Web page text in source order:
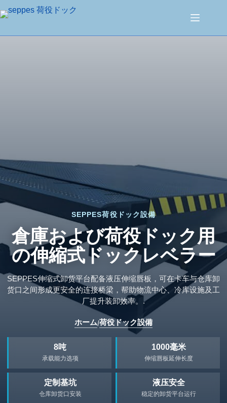
SEPPES荷役ドック設備
倉庫および荷役ドック用
の伸縮式ドックレベラー
SEPPES伸缩式卸货平台配备液压伸缩唇板，可在卡车与仓库卸
货口之间形成更安全的连接桥梁，帮助物流中心、冷库设施及工
厂提升装卸效率。.
ホーム/荷役ドック設備
8吨
承载能力选项
1000毫米
伸缩唇板延伸长度
定制基坑
仓库卸货口安装
液压安全
稳定的卸货平台运行